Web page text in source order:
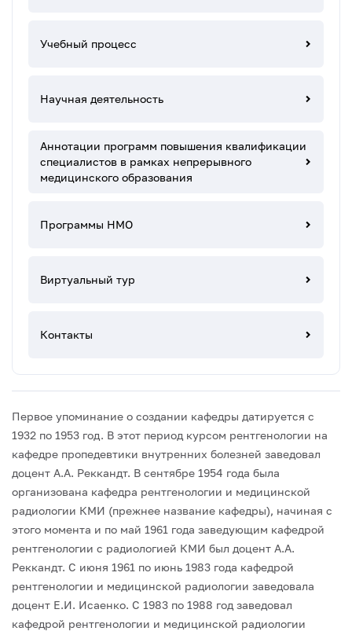
Учебный процесс
Научная деятельность
Аннотации программ повышения квалификации
специалистов в рамках непрерывного
медицинского образования
Программы НМО
Виртуальный тур
Контакты
Первое упоминание о создании кафедры датируется с
1932 по 1953 год. В этот период курсом рентгенологии на
кафедре пропедевтики внутренних болезней заведовал
доцент А.А. Реккандт. В сентябре 1954 года была
организована кафедра рентгенологии и медицинской
радиологии КМИ (прежнее название кафедры), начиная с
этого момента и по май 1961 года заведующим кафедрой
рентгенологии с радиологией КМИ был доцент А.А.
Реккандт. С июня 1961 по июнь 1983 года кафедрой
рентгенологии и медицинской радиологии заведовала
доцент Е.И. Исаенко. С 1983 по 1988 год заведовал
кафедрой рентгенологии и медицинской радиологии